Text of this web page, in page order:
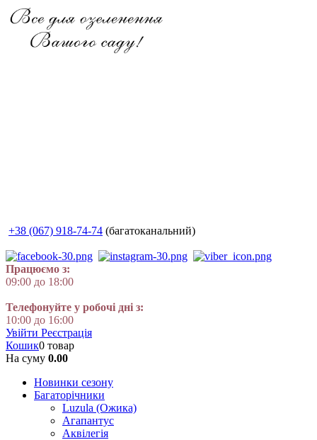
+38 (067) 918-74-74 (багатоканальний)
Працюємо з:
09:00 до 18:00
Телефонуйте у робочі дні з:
10:00 до 16:00
Увійти Реєстрація
Кошик0 товар
На суму 0.00
Новинки сезону
Багаторічники
Luzula (Ожика)
Агапантус
Аквілегія